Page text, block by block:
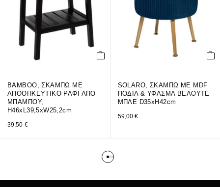
ΒΑΜΒΟΟ, ΣΚΑΜΠΩ ΜΕ
ΑΠΟΘΗΚΕΥΤΙΚΟ ΡΑΦΙ ΑΠΟ
ΜΠΑΜΠΟΥ,
H46xL39,5xW25,2cm
39,50 €
SOLARO, ΣΚΑΜΠΩ ΜΕ MDF
ΠΟΔΙΑ & ΥΦΑΣΜΑ ΒΕΛΟΥΤΕ
ΜΠΛΕ D35xH42cm
59,00€